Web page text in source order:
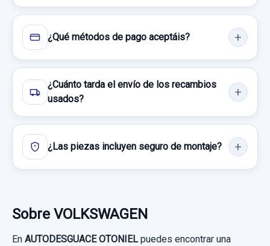
¿Qué métodos de pago aceptáis?
¿Cuánto tarda el envío de los recambios
usados?
¿Las piezas incluyen seguro de montaje?
Sobre VOLKSWAGEN
En AUTODESGUACE OTONIELpuedes encontrar una